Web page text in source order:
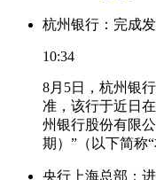
杭州银行：完成
10:34
8月5日，杭州银
准，该行于近日
州银行股份有限
期）”（以下简称“
央行上海总部：